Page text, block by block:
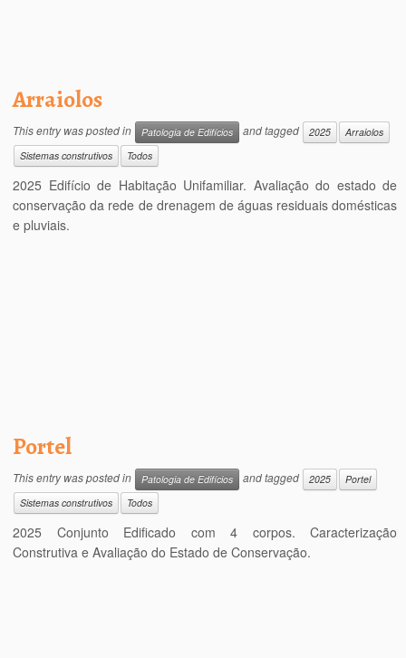
Arraiolos
This entry was posted in Patologia de Edifícios and tagged 2025
Arraiolos
Sistemas construtivos
Todos
2025 Edifício de Habitação Unifamiliar. Avaliação do estado de
conservação da rede de drenagem de águas residuais domésticas
e pluviais.
Portel
This entry was posted in Patologia de Edifícios and tagged 2025
Portel
Sistemas construtivos
Todos
2025 Conjunto Edificado com 4 corpos. Caracterização
Construtiva e Avaliação do Estado de Conservação.